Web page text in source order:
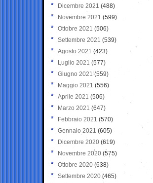
Dicembre 2021 (488)
Novembre 2021 (599)
Ottobre 2021 (506)
Settembre 2021 (539)
Agosto 2021 (423)
Luglio 2021 (577)
Giugno 2021(559)
Maggio 2021 (556)
Aprile 2021 (506)
Marzo 2021 (647)
Febbraio 2021 (570)
Gennaio 2021 (605)
Dicembre 2020 (619)
Novembre 2020 (575)
Ottobre 2020 (638)
Settembre 2020(465)